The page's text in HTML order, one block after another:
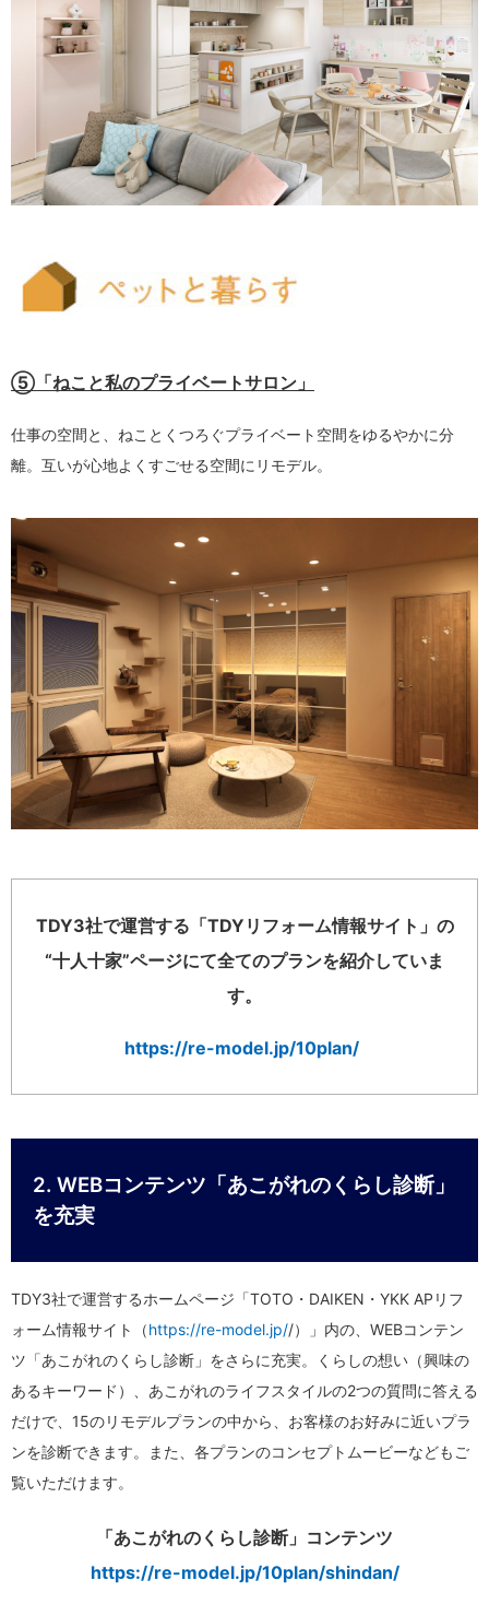
⑤「ねこと私のプライベートサロン」
仕事の空間と、ねことくつろぐプライベート空間をゆるやかに分
離。互いが心地よくすごせる空間にリモデル。
TDY3社で運営する「TDYリフォーム情報サイト」の
“十人十家”ページにて全てのプランを紹介していま
す。
https://re-model.jp/10plan/
2. WEBコンテンツ「あこがれのくらし診断」
を充実
TDY3社で運営するホームページ「TOTO・DAIKEN・YKK APリフ
ォーム情報サイト（https://re-model.jp//）」内の、WEBコンテン
ツ「あこがれのくらし診断」をさらに充実。くらしの想い（興味の
あるキーワード）、あこがれのライフスタイルの2つの質問に答える
だけで、15のリモデルプランの中から、お客様のお好みに近いプラ
ンを診断できます。また、各プランのコンセプトムービーなどもご
覧いただけます。
「あこがれのくらし診断」コンテンツ
https://re-model.jp/10plan/shindan/